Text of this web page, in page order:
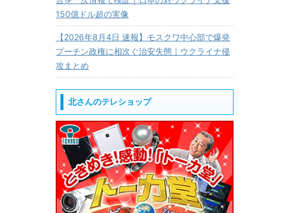
150億ドル超の実像
【2026年8月4日 速報】モスクワ中心部で爆発
プーチン政権に相次ぐ治安失態｜ウクライナ侵
攻まとめ
北さんのテレショップ